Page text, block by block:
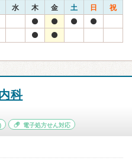
水 木 金 土 日 祝
科
電子処方せん対応